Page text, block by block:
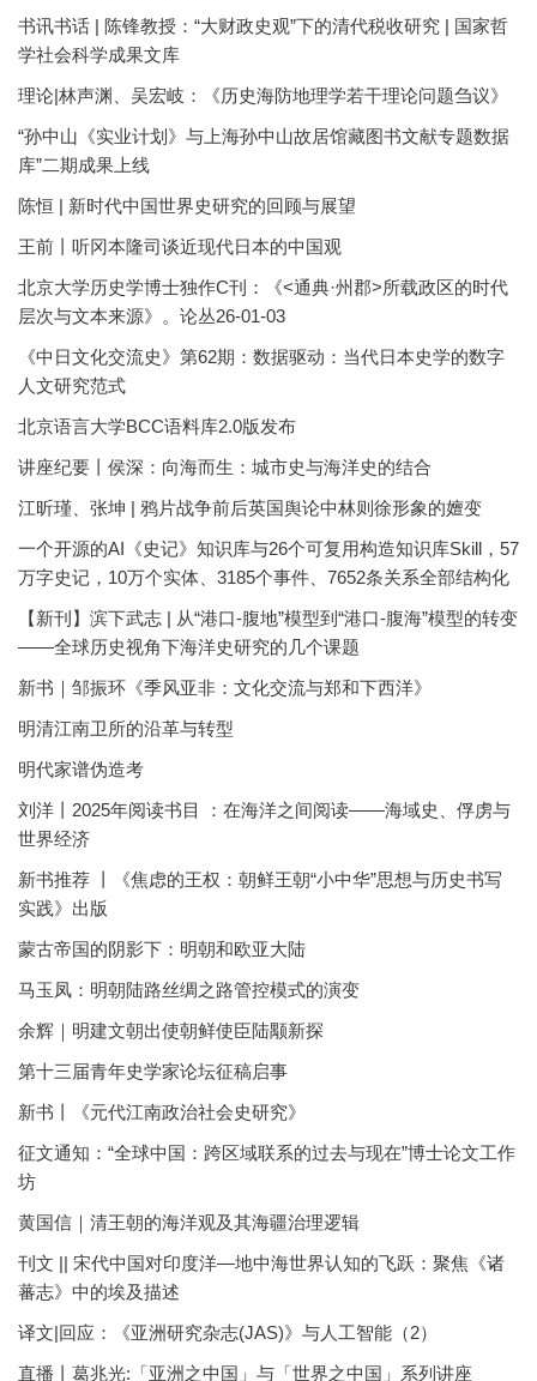
书讯书话 | 陈锋教授：“大财政史观”下的清代税收研究 | 国家哲
学社会科学成果文库
理论|林声渊、吴宏岐：《历史海防地理学若干理论问题刍议》
“孙中山《实业计划》与上海孙中山故居馆藏图书文献专题数据
库”二期成果上线
陈恒 | 新时代中国世界史研究的回顾与展望
王前丨听冈本隆司谈近现代日本的中国观
北京大学历史学博士独作C刊：《<通典·州郡>所载政区的时代
层次与文本来源》。论丛26-01-03
《中日文化交流史》第62期：数据驱动：当代日本史学的数字
人文研究范式
北京语言大学BCC语料库2.0版发布
讲座纪要丨侯深：向海而生：城市史与海洋史的结合
江昕瑾、张坤 | 鸦片战争前后英国舆论中林则徐形象的嬗变
一个开源的AI《史记》知识库与26个可复用构造知识库Skill，57
万字史记，10万个实体、3185个事件、7652条关系全部结构化
【新刊】滨下武志 | 从“港口-腹地”模型到“港口-腹海”模型的转变
——全球历史视角下海洋史研究的几个课题
新书｜邹振环《季风亚非：文化交流与郑和下西洋》
明清江南卫所的沿革与转型
明代家谱伪造考
刘洋丨2025年阅读书目 ：在海洋之间阅读——海域史、俘虏与
世界经济
新书推荐 丨《焦虑的王权：朝鲜王朝“小中华”思想与历史书写
实践》出版
蒙古帝国的阴影下：明朝和欧亚大陆
马玉凤：明朝陆路丝绸之路管控模式的演变
余辉｜明建文朝出使朝鲜使臣陆颙新探
第十三届青年史学家论坛征稿启事
新书丨《元代江南政治社会史研究》
征文通知：“全球中国：跨区域联系的过去与现在”博士论文工作
坊
黄国信｜清王朝的海洋观及其海疆治理逻辑
刊文 || 宋代中国对印度洋—地中海世界认知的飞跃：聚焦《诸
蕃志》中的埃及描述
译文|回应：《亚洲研究杂志(JAS)》与人工智能（2）
直播丨葛兆光:「亚洲之中国」与「世界之中国」系列讲座